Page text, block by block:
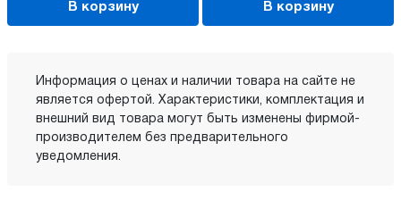
В корзину В корзину
Информация о ценах и наличии товара на сайте не
является офертой. Характеристики, комплектация и
внешний вид товара могут быть изменены фирмой-
производителем без предварительного
уведомления.